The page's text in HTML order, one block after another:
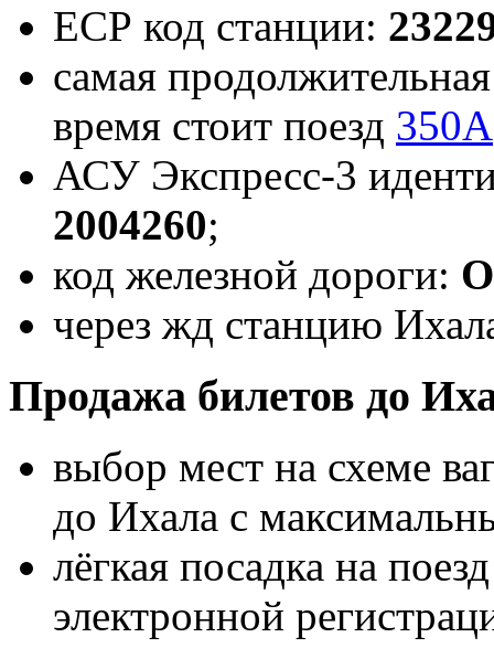
ЕСР код станции:
самая
время стоит поезд 350А
АСУ Экспресс-3
2004260;
код железной дороги:
через жд станцию
Продажа билетов до
выбор мест на схеме
до Ихала с
лёгкая посадка на
электронной